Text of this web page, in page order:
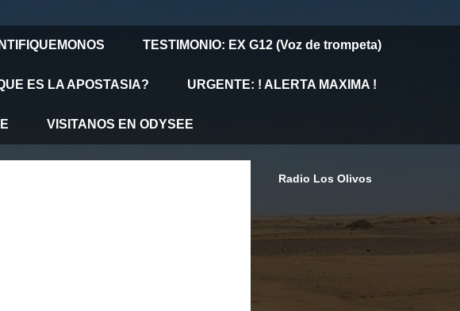
TESTIMONIO: EX G12 (Voz de trompeta)
ES LA APOSTASIA? URGENTE: ! ALERTA MAXIMA !
VISITANOS EN ODYSEE
Radio Los Olivos